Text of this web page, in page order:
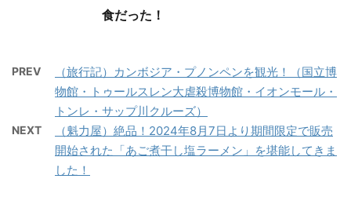
食だった！
PREV
（旅行記）カンボジア・プノンペンを観光！（国立博
物館・トゥールスレン大虐殺博物館・イオンモール・
トンレ・サップ川クルーズ）
NEXT
（魁力屋）絶品！2024年8月7日より期間限定で販売
開始された「あご煮干し塩ラーメン」を堪能してきま
した！